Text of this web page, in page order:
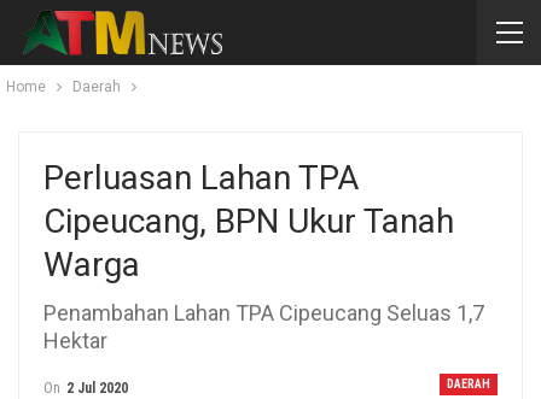
Home Daerah
Perluasan Lahan TPA
Cipeucang, BPN Ukur Tanah
Warga
Penambahan Lahan TPA Cipeucang Seluas 1,7
Hektar
DAERAH
On 2 Jul 2020